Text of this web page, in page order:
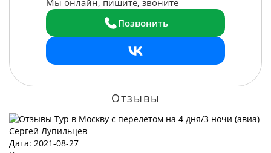
Мы онлайн, пишите, звоните
Позвонить
Отзывы
Сергей Лупильцев
Дата: 2021-08-27